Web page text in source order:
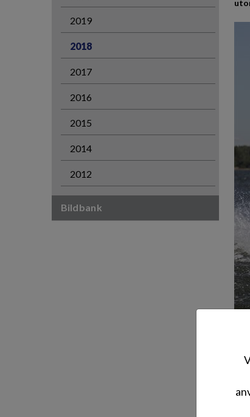
2019
2018
2017
2016
2015
2014
2012
Bildbank